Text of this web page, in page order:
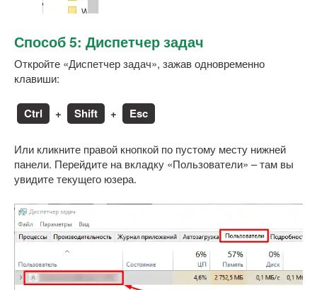
Способ 5: Диспетчер задач
Откройте «Диспетчер задач», зажав одновременно
клавиши:
Ctrl + Shift + Esc
Или кликните правой кнопкой по пустому месту нижней
панели. Перейдите на вкладку «Пользователи» – там вы
увидите текущего юзера.